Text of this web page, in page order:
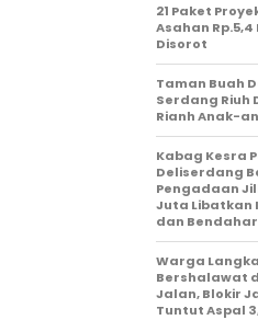
21 Paket
Asahan Rp.5,4
Disorot
Taman Buah
Serdang Riuh
Rianh Anak-
Kabag Kesra
Deliserdang
Pengadaan
Juta Libatkan
dan
Warga
Bershalawat
Jalan, Blokir
Tuntut Aspal